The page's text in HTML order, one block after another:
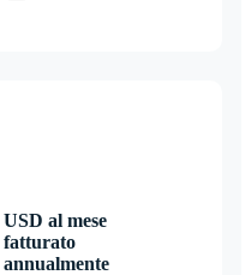
USD al mese
fatturato
annualmente